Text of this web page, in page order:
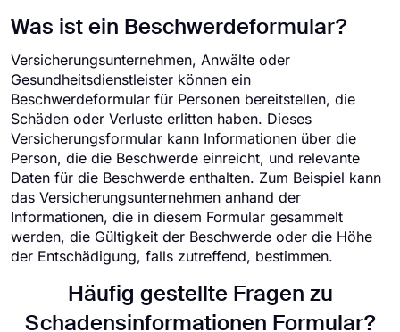
Was ist ein Beschwerdeformular?
Versicherungsunternehmen, Anwälte oder
Gesundheitsdienstleister können ein
Beschwerdeformular für Personen bereitstellen, die
Schäden oder Verluste erlitten haben. Dieses
Versicherungsformular kann Informationen über die
Person, die die Beschwerde einreicht, und relevante
Daten für die Beschwerde enthalten. Zum Beispiel kann
das Versicherungsunternehmen anhand der
Informationen, die in diesem Formular gesammelt
werden, die Gültigkeit der Beschwerde oder die Höhe
der Entschädigung, falls zutreffend, bestimmen.
Häufig gestellte Fragen zu
Schadensinformationen Formular?